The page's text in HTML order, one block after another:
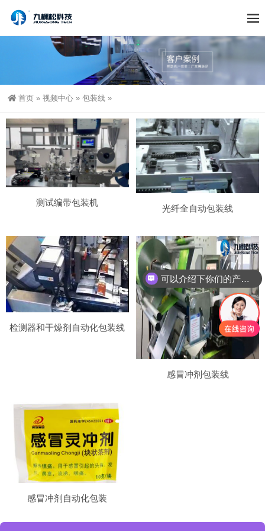
首页 » 视频中心 » 包装线 »
测试编带包装机
光纤全自动包装线
检测器和干燥剂自动化包装线
感冒冲剂包装线
感冒冲剂自动化包装
可以介绍下你们的产品么